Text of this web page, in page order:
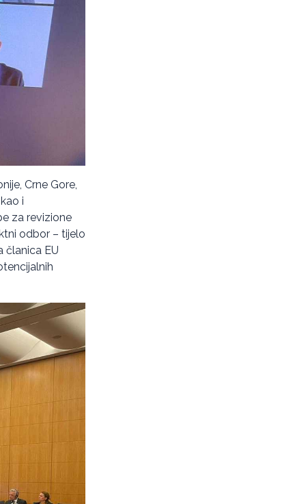
Crne Gore,
i
za revizione
odbor – tijelo
članica EU